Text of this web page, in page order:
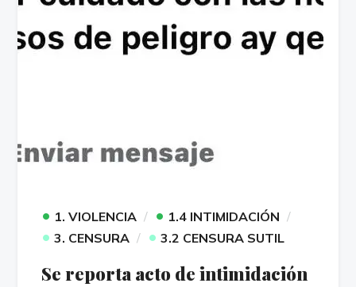
• 1. VIOLENCIA • 1.4 INTIMIDACIÓN
• 3. CENSURA • 3.2 CENSURA SUTIL
Se reporta acto de intimidación